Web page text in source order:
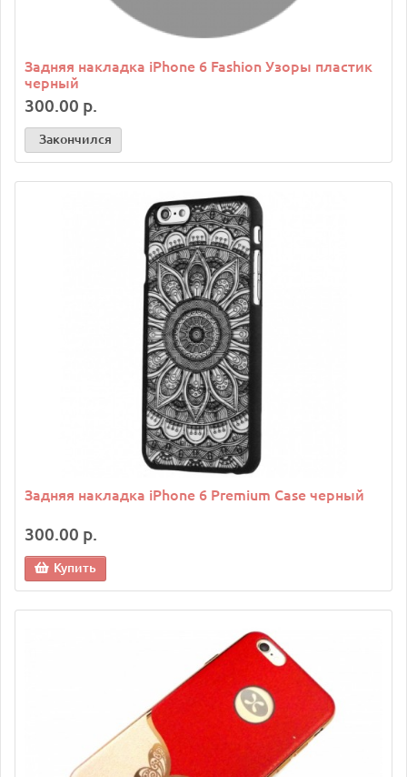
Задняя накладка iPhone 6 Fashion Узоры пластик
черный
300.00 р.
Закончился
Задняя накладка iPhone 6 Premium Case черный
300.00 р.
Купить